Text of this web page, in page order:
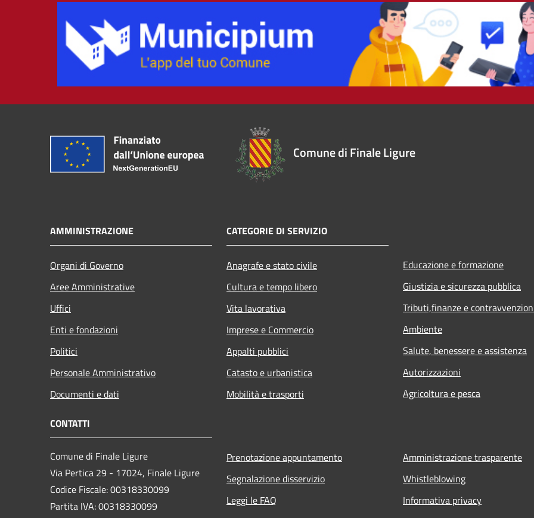
Comune di Finale Ligure
AMMINISTRAZIONE
Organi di Governo
Aree Amministrative
Uffici
Enti e fondazioni
Politici
Personale Amministrativo
Documenti e dati
CATEGORIE DI SERVIZIO
Anagrafe e stato civile
Cultura e tempo libero
Vita lavorativa
Imprese e Commercio
Appalti pubblici
Catasto e urbanistica
Mobilità e trasporti
Educazione e formazione
Giustizia e sicurezza pubblica
Tributi,finanze e
Ambiente
Salute, benessere e assistenza
Autorizzazioni
Agricoltura e pesca
CONTATTI
Comune di Finale Ligure
Via Pertica 29 - 17024, Finale Ligure
Codice Fiscale: 00318330099
Partita IVA: 00318330099
Prenotazione appuntamento
Segnalazione disservizio
Leggi le FAQ
Amministrazione trasparente
Whistleblowing
Informativa privacy